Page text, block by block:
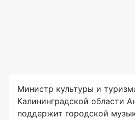
Министр культуры и
Калининградской области
поддержит городской